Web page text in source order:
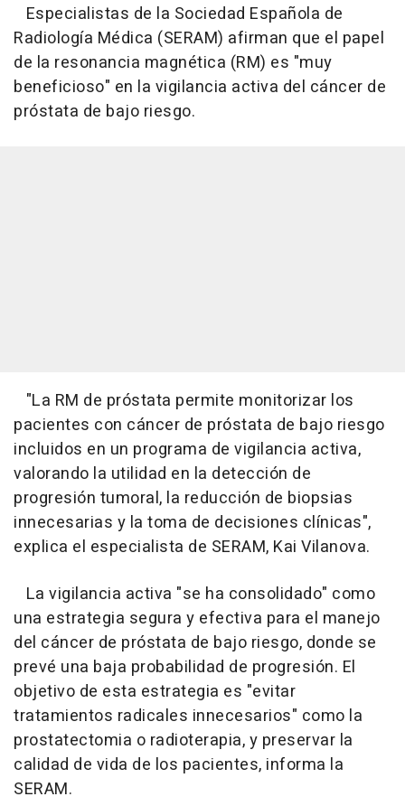
Especialistas de la Sociedad Española de
Radiología Médica (SERAM) afirman que el papel
de la resonancia magnética (RM) es "muy
beneficioso" en la vigilancia activa del cáncer de
próstata de bajo riesgo.
"La RM de próstata permite monitorizar los
pacientes con cáncer de próstata de bajo riesgo
incluidos en un programa de vigilancia activa,
valorando la utilidad en la detección de
progresión tumoral, la reducción de biopsias
innecesarias y la toma de decisiones clínicas",
explica el especialista de SERAM, Kai Vilanova.
La vigilancia activa "se ha consolidado" como
una estrategia segura y efectiva para el manejo
del cáncer de próstata de bajo riesgo, donde se
prevé una baja probabilidad de progresión. El
objetivo de esta estrategia es "evitar
tratamientos radicales innecesarios" como la
prostatectomia o radioterapia, y preservar la
calidad de vida de los pacientes, informa la
SERAM.